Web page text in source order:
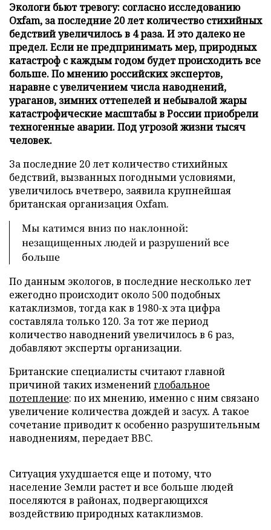
Экологи бьют тревогу: согласно исследованию
Oxfam, за последние 20 лет количество стихийных
бедствий увеличилось в 4 раза. И это далеко не
предел. Если не предпринимать мер, природных
катастроф с каждым годом будет происходить все
больше. По мнению российских экспертов,
наравне с увеличением числа наводнений,
ураганов, зимних оттепелей и небывалой жары
катастрофические масштабы в России приобрели
техногенные аварии. Под угрозой жизни тысяч
человек.
За последние 20 лет количество стихийных
бедствий, вызванных погодными условиями,
увеличилось вчетверо, заявила крупнейшая
британская организация Oxfam.
Мы катимся вниз по наклонной:
незащищенных людей и разрушений все
больше
По данным экологов, в последние несколько лет
ежегодно происходит около 500 подобных
катаклизмов, тогда как в 1980-х эта цифра
составляла только 120. За тот же период
количество наводнений увеличилось в 6 раз,
добавляют эксперты организации.
Британские специалисты считают главной
причиной таких измененийглобальное
потепление: по их мнению, именно с ним связано
увеличение количества дождей и засух. А такое
сочетание приводит к особенно разрушительным
наводнениям, передает BBC.
Ситуация ухудшается еще и потому, что
население Земли растет и все больше людей
поселяются в районах, подвергающихся
воздействию природных катаклизмов.